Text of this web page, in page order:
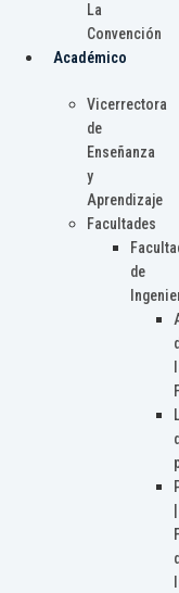
La
Convención
Académico
Vicerrectora
de
Enseñanza
y
Aprendizaje
Facultades
de